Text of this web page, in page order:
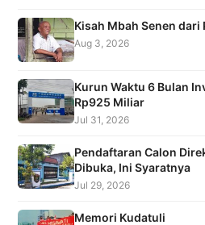
Kisah Mbah Senen dari
Aug 3, 2026
Kurun Waktu 6 Bulan
Rp925 Miliar
Jul 31, 2026
Pendaftaran Calon
Dibuka, Ini Syaratnya
Jul 29, 2026
Memori Kudatuli